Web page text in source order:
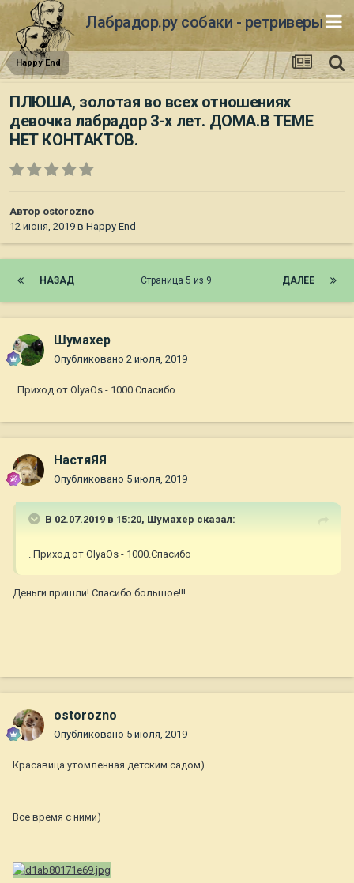
Лабрадор.ру собаки - ретриверы
Happy End
ПЛЮША, золотая во всех отношениях
девочка лабрадор 3-х лет. ДОМА.В ТЕМЕ
НЕТ КОНТАКТОВ.
Автор ostorozno
12 июня, 2019 в Happy End
НАЗАД ДАЛЕЕ
Страница 5 из 9
Шумахер
Опубликовано 2 июля, 2019
. Приход от OlyaOs - 1000.Спасибо
НастяЯЯ
Опубликовано 5 июля, 2019
В 02.07.2019 в 15:20, Шумахер сказал:
. Приход от OlyaOs - 1000.Спасибо
Деньги пришли! Спасибо большое!!!
ostorozno
Опубликовано 5 июля, 2019
Красавица утомленная детским садом)
Все время с ними)